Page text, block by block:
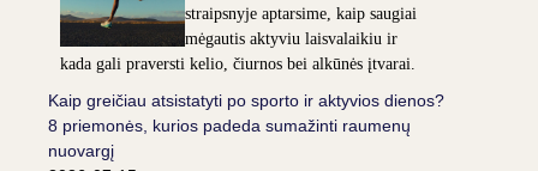
straipsnyje aptarsime, kaip saugiai
mėgautis aktyviu laisvalaikiu ir
kada gali praversti kelio, čiurnos bei alkūnės įtvarai.
Kaip greičiau atsistatyti po sporto ir aktyvios dienos?
8 priemonės, kurios padeda sumažinti raumenų
nuovargį